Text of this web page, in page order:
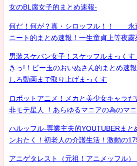
女のBL腐女子的まとめ速報-
何だ！何が？真・シロッフル！！ 永
ニート的まとめ速報！一生童貞上等夜露
男装スケバン女子！スケッフルまっく
きっ!！ビー玉のおいぬさん的まとめ速
しろ動画まで取り上げまっくす
ロボットアニメ！メカと美少女キャラだ
非モテ星人 ！あらゆるマニアの為のマ
ハルッフル-専業主夫的YOUTUBERまと
ンおたく！初老人の介護生活！激動の
アニゲタレスト（元祖！アニメッフル